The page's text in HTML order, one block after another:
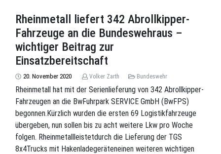
Rheinmetall liefert 342 Abrollkipper-
Fahrzeuge an die Bundeswehraus –
wichtiger Beitrag zur
Einsatzbereitschaft
20. November 2020 Volker Zarth Bundeswehr
Rheinmetall hat mit der Serienlieferung von 342 Abrollkipper-
Fahrzeugen an die BwFuhrpark SERVICE GmbH (BwFPS)
begonnen.Kürzlich wurden die ersten 69 Logistikfahrzeuge
übergeben, nun sollen bis zu acht weitere Lkw pro Woche
folgen. Rheinmetallleistetdurch die Lieferung der TGS
8x4Trucks mit Hakenladegeräteneinen weiteren wichtigen